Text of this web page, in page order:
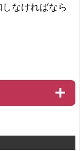
なければなら